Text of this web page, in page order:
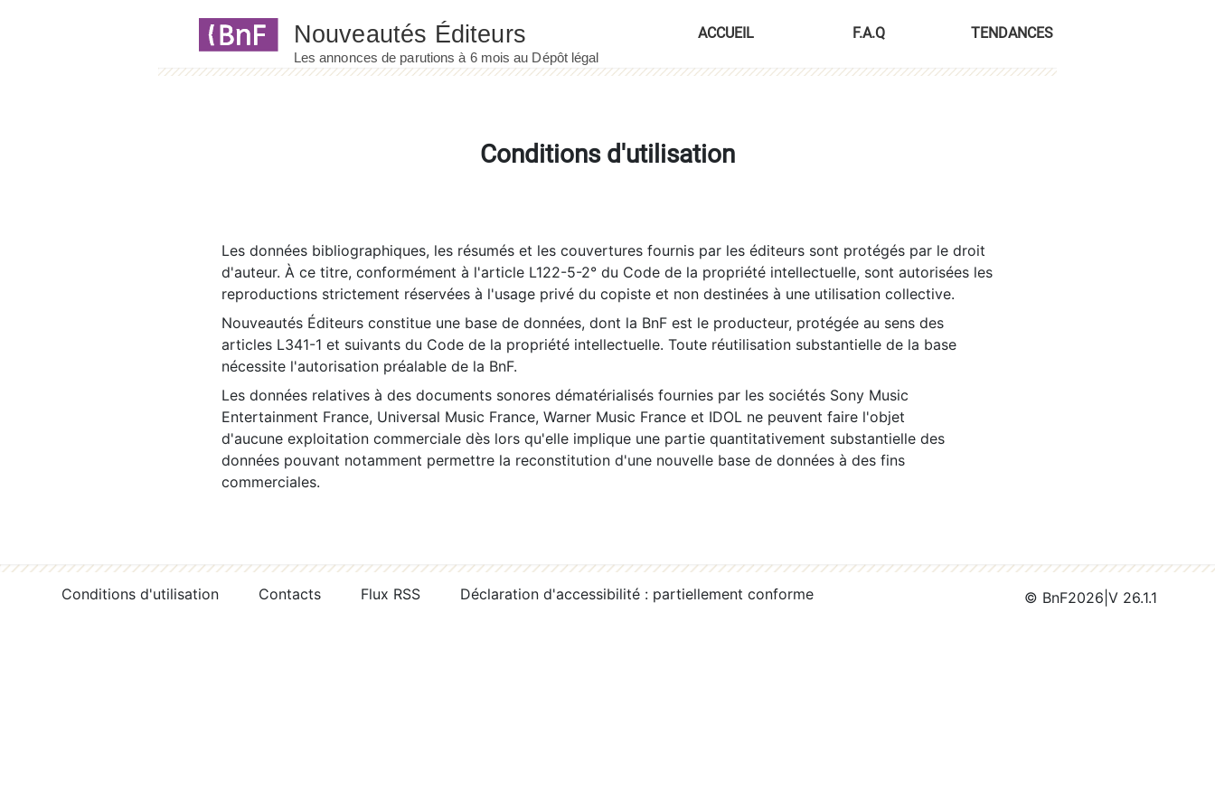
ACCUEIL F.A.Q TENDANCES
Conditions d'utilisation
Les données bibliographiques, les résumés et les couvertures fournis par les éditeurs sont protégés par le droit
d'auteur. À ce titre, conformément à l'article L122-5-2° du Code de la propriété intellectuelle, sont autorisées les
reproductions strictement réservées à l'usage privé du copiste et non destinées à une utilisation collective.
Nouveautés Éditeurs constitue une base de données, dont la BnF est le producteur, protégée au sens des
articles L341-1 et suivants du Code de la propriété intellectuelle. Toute réutilisation substantielle de la base
nécessite l'autorisation préalable de la BnF.
Les données relatives à des documents sonores dématérialisés fournies par les sociétés Sony Music
Entertainment France, Universal Music France, Warner Music France et IDOL ne peuvent faire l'objet
d'aucune exploitation commerciale dès lors qu'elle implique une partie quantitativement substantielle des
données pouvant notamment permettre la reconstitution d'une nouvelle base de données à des fins
commerciales.
Conditions d'utilisation Contacts Flux RSS Déclaration d'accessibilité : partiellement conforme © BnF2026 V 26.1.1